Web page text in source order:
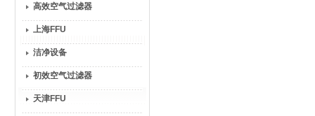
高效空气过滤器
上海FFU
洁净设备
初效空气过滤器
天津FFU